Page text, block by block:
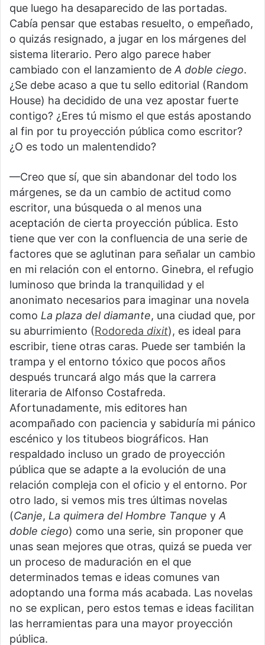
que luego ha desaparecido de las portadas.
Cabía pensar que estabas resuelto, o empeñado,
o quizás resignado, a jugar en los márgenes del
sistema literario. Pero algo parece haber
cambiado con el lanzamiento de A doble ciego.
¿Se debe acaso a que tu sello editorial (Random
House) ha decidido de una vez apostar fuerte
contigo? ¿Eres tú mismo el que estás apostando
al fin por tu proyección pública como escritor?
¿O es todo un malentendido?
—Creo que sí, que sin abandonar del todo los
márgenes, se da un cambio de actitud como
escritor, una búsqueda o al menos una
aceptación de cierta proyección pública. Esto
tiene que ver con la confluencia de una serie de
factores que se aglutinan para señalar un cambio
en mi relación con el entorno. Ginebra, el refugio
luminoso que brinda la tranquilidad y el
anonimato necesarios para imaginar una novela
como La plaza del diamante, una ciudad que, por
su aburrimiento (Rodoreda dixit), es ideal para
escribir, tiene otras caras. Puede ser también la
trampa y el entorno tóxico que pocos años
después truncará algo más que la carrera
literaria de Alfonso Costafreda.
Afortunadamente, mis editores han
acompañado con paciencia y sabiduría mi pánico
escénico y los titubeos biográficos. Han
respaldado incluso un grado de proyección
pública que se adapte a la evolución de una
relación compleja con el oficio y el entorno. Por
otro lado, si vemos mis tres últimas novelas
(Canje, La quimera del Hombre Tanque y A
doble ciego) como una serie, sin proponer que
unas sean mejores que otras, quizá se pueda ver
un proceso de maduración en el que
determinados temas e ideas comunes van
adoptando una forma más acabada. Las novelas
no se explican, pero estos temas e ideas facilitan
las herramientas para una mayor proyección
pública.